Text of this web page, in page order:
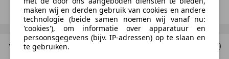
Toon nummer
1 Resultatenvoor uw zoekopdracht
maken wij en derden gebruik van cookies en andere
technologie (beide samen noemen wij vanaf nu:
'cookies'), om informatie over apparatuur en
persoonsgegevens (bijv. IP-adressen) op te slaan en
te gebruiken.